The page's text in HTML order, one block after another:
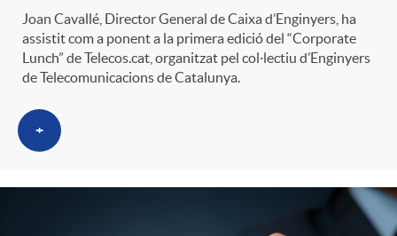
Joan Cavallé, Director General de Caixa d’Enginyers, ha
assistit com a ponent a la primera edició del “Corporate
Lunch” de Telecos.cat, organitzat pel col·lectiu d’Enginyers
de Telecomunicacions de Catalunya.
+